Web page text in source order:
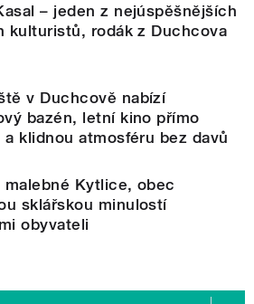
– jeden z nejúspěšnějších
kulturistů, rodák z Duchcova
v Duchcově nabízí
bazén, letní kino přímo
a klidnou atmosféru bez davů
malebné Kytlice, obec
sklářskou minulostí
obyvateli